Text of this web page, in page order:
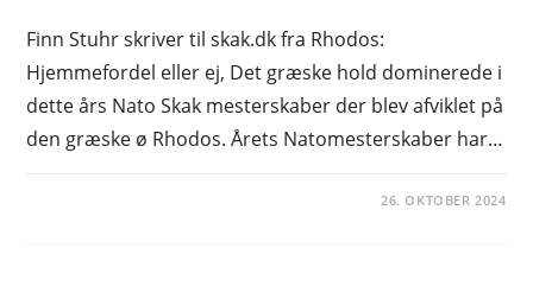
Finn Stuhr skriver til skak.dk fra Rhodos:
Hjemmefordel eller ej, Det græske hold dominerede i
dette års Nato Skak mesterskaber der blev afviklet på
den græske ø Rhodos. Årets Natomesterskaber har…
26. OKTOBER 2024